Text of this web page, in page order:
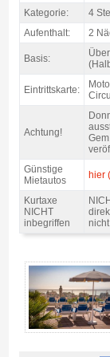
Kategorie:
4
Aufenthalt:
2
Basis:
Eintrittskarte:
Achtung!
Günstige
Mietautos
hier
Kurtaxe
NICHT
inbegriffen